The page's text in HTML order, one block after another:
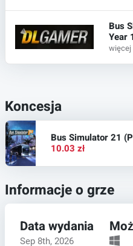
Bus
Year
więcej
Koncesja
Bus Simulator 21
10.03 zł
Informacje o grze
Data wydania
Sep 8th, 2026